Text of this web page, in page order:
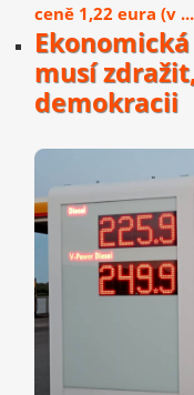
ceně 1,22 eura (v
musí
demokracii